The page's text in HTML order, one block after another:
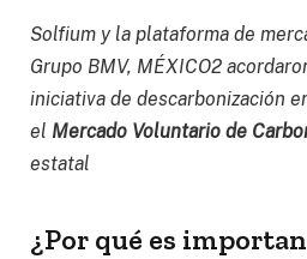
Solfium y la plataforma de
Grupo BMV, MÉXICO2
iniciativa de descarbonización
el Mercado Voluntario de
estatal
¿Por qué es